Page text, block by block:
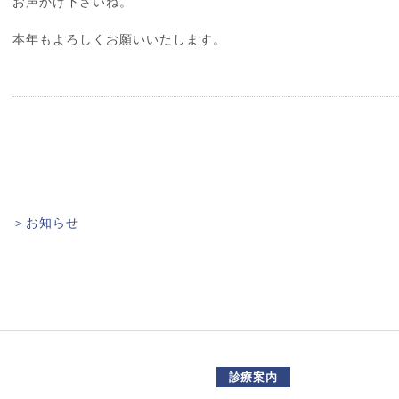
本年もよろしくお願いいたします。
＞お知らせ
診療案内